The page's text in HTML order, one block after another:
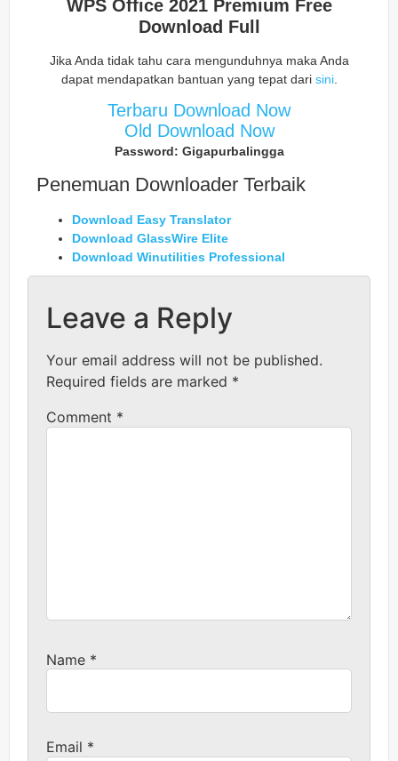
WPS Office 2021 Premium Free
Download Full
Jika Anda tidak tahu cara mengunduhnya maka Anda
dapat mendapatkan bantuan yang tepat dari sini.
Terbaru Download Now
Old Download Now
Password: Gigapurbalingga
Penemuan Downloader Terbaik
Download Easy Translator
Download GlassWire Elite
Download Winutilities Professional
Leave a Reply
Your email address will not be published.
Required fields are marked *
Comment *
Name *
Email *